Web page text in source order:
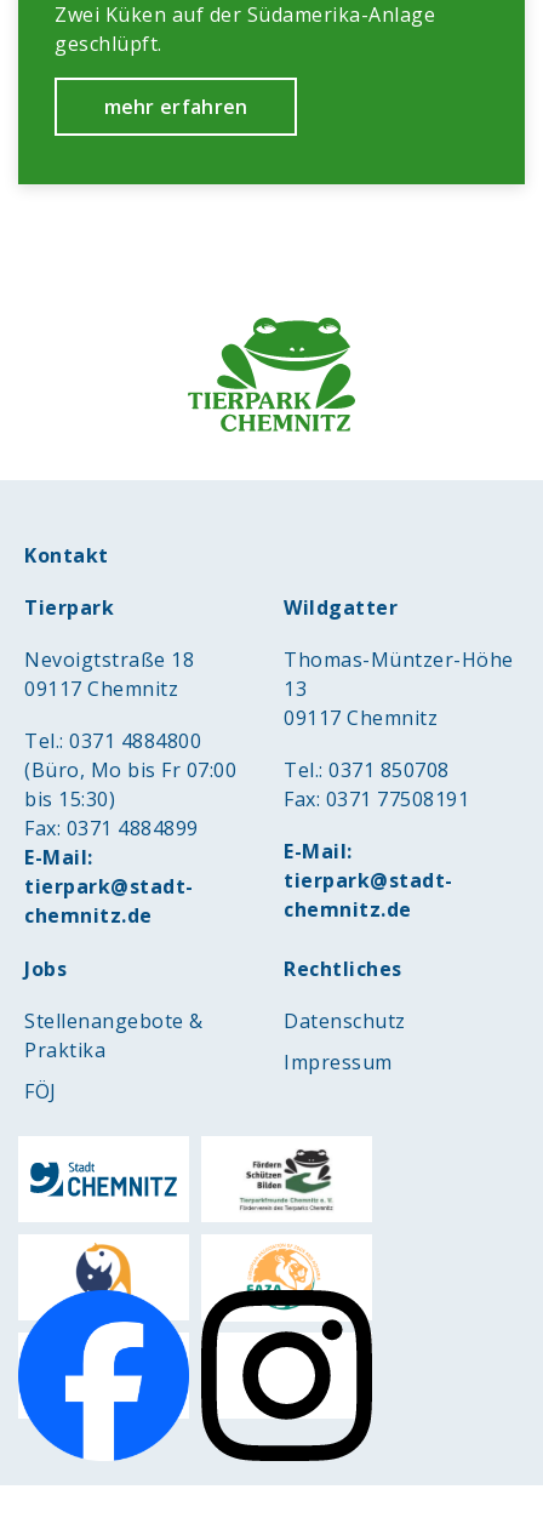
Zwei Küken auf der Südamerika-Anlage
geschlüpft.
mehr erfahren
Kontakt
Tierpark
Nevoigtstraße 18
09117 Chemnitz
Tel.: 0371 4884800
(Büro, Mo bis Fr 07:00
bis 15:30)
Fax: 0371 4884899
E-Mail:
tierpark@stadt-
chemnitz.de
Wildgatter
Thomas-Müntzer-Höhe
13
09117 Chemnitz
Tel.: 0371 850708
Fax: 0371 77508191
E-Mail:
tierpark@stadt-
chemnitz.de
Jobs
Stellenangebote &
Praktika
FÖJ
Rechtliches
Datenschutz
Impressum